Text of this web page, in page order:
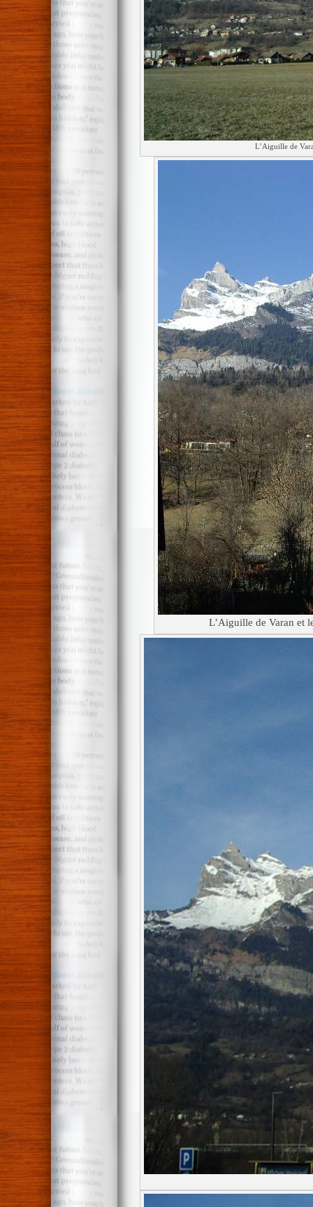
L’Aiguille de
L’Aiguille de Varan et